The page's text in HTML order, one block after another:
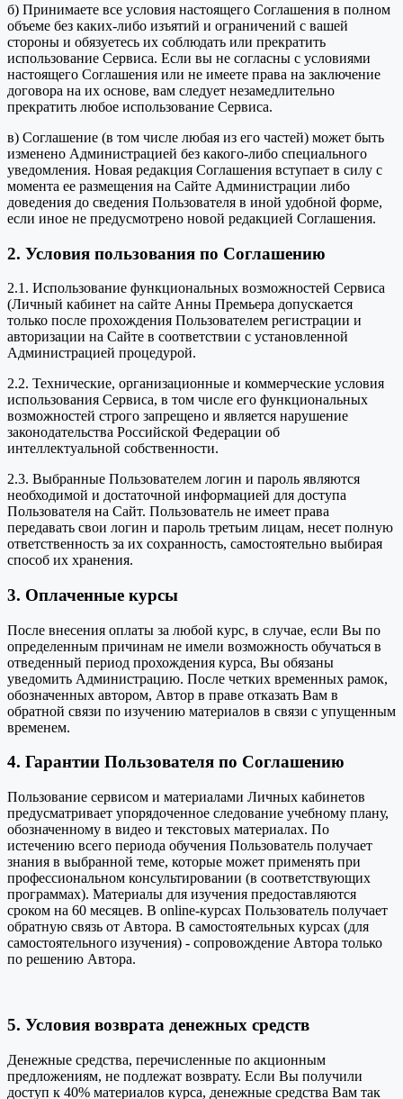
б) Принимаете все условия настоящего Соглашения в полном
объеме без каких-либо изъятий и ограничений с вашей
стороны и обязуетесь их соблюдать или прекратить
использование Сервиса. Если вы не согласны с условиями
настоящего Соглашения или не имеете права на заключение
договора на их основе, вам следует незамедлительно
прекратить любое использование Сервиса.
в) Соглашение (в том числе любая из его частей) может быть
изменено Администрацией без какого-либо специального
уведомления. Новая редакция Соглашения вступает в силу с
момента ее размещения на Сайте Администрации либо
доведения до сведения Пользователя в иной удобной форме,
если иное не предусмотрено новой редакцией Соглашения.
2. Условия пользования по Соглашению
2.1. Использование функциональных возможностей Сервиса
(Личный кабинет на сайте Анны Премьера допускается
только после прохождения Пользователем регистрации и
авторизации на Сайте в соответствии с установленной
Администрацией процедурой.
2.2. Технические, организационные и коммерческие условия
использования Сервиса, в том числе его функциональных
возможностей строго запрещено и является нарушение
законодательства Российской Федерации об
интеллектуальной собственности.
2.3. Выбранные Пользователем логин и пароль являются
необходимой и достаточной информацией для доступа
Пользователя на Сайт. Пользователь не имеет права
передавать свои логин и пароль третьим лицам, несет полную
ответственность за их сохранность, самостоятельно выбирая
способ их хранения.
3. Оплаченные курсы
После внесения оплаты за любой курс, в случае, если Вы по
определенным причинам не имели возможность обучаться в
отведенный период прохождения курса, Вы обязаны
уведомить Администрацию. После четких временных рамок,
обозначенных автором, Автор в праве отказать Вам в
обратной связи по изучению материалов в связи с упущенным
временем.
4. Гарантии Пользователя по Соглашению
Пользование сервисом и материалами Личных кабинетов
предусматривает упорядоченное следование учебному плану,
обозначенному в видео и текстовых материалах. По
истечению всего периода обучения Пользователь получает
знания в выбранной теме, которые может применять при
профессиональном консультировании (в соответствующих
программах). Материалы для изучения предоставляются
сроком на 60 месяцев. В online-курсах Пользователь получает
обратную связь от Автора. В самостоятельных курсах (для
самостоятельного изучения) - сопровождение Автора только
по решению Автора.
5. Условия возврата денежных средств
Денежные средства, перечисленные по акционным
предложениям, не подлежат возврату. Если Вы получили
доступ к 40% материалов курса, денежные средства Вам так